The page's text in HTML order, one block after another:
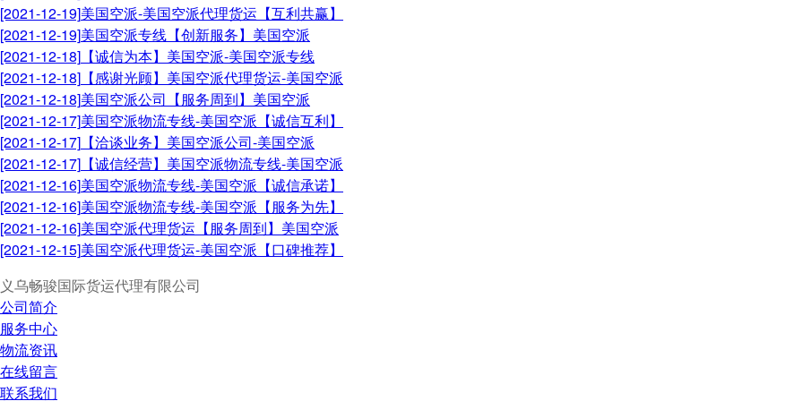
[2021-12-19]美国空派-美国空派代理货运【互利共赢】
[2021-12-19]美国空派专线【创新服务】美国空派
[2021-12-18] 【诚信为本】美国空派-美国空派专线
[2021-12-18] 【感谢光顾】美国空派代理货运-美国空派
[2021-12-18]美国空派公司【服务周到】美国空派
[2021-12-17]美国空派物流专线-美国空派【诚信互利】
[2021-12-17] 【洽谈业务】美国空派公司-美国空派
[2021-12-17] 【诚信经营】美国空派物流专线-美国空派
[2021-12-16]美国空派物流专线-美国空派【诚信承诺】
[2021-12-16]美国空派物流专线-美国空派【服务为先】
[2021-12-16]美国空派代理货运【服务周到】美国空派
[2021-12-15]美国空派代理货运-美国空派【口碑推荐】
义乌畅骏国际货运代理有限公司
公司简介
服务中心
物流资讯
在线留言
联系我们